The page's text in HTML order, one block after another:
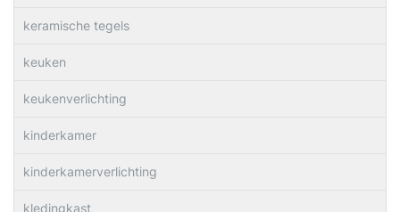
keramische tegels
keuken
keukenverlichting
kinderkamer
kinderkamerverlichting
kledingkast